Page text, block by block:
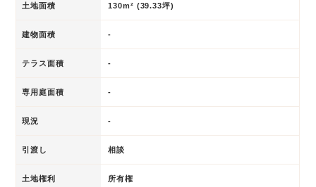
土地面積 130m² (39.33坪)
建物面積 -
テラス面積 -
専用庭面積 -
現況 -
引渡し 相談
土地権利 所有権